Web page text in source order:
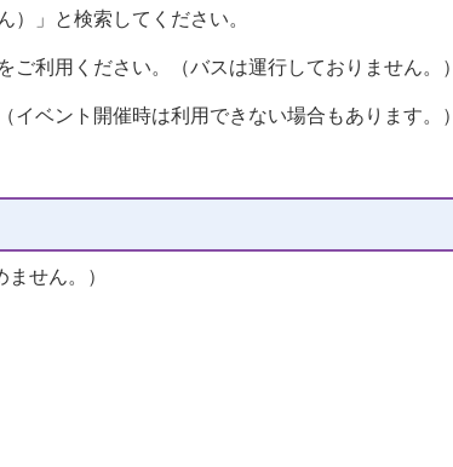
」と検索してください。
利用ください。（バスは運行しておりません。）
ベント開催時は利用できない場合もあります。）
せん。）